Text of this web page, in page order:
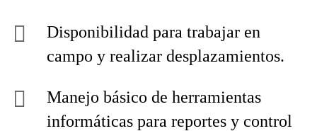
Disponibilidad para trabajar en
campo y realizar desplazamientos.
Manejo básico de herramientas
informáticas para reportes y control